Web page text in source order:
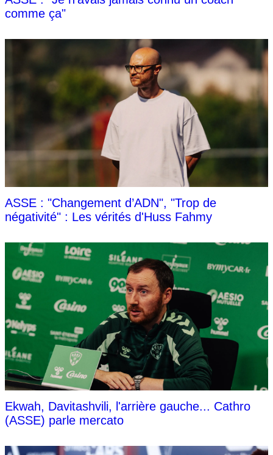
comme ça"
ASSE : "Changement d’ADN", "Trop de
négativité" : Les vérités d'Huss Fahmy
Ekwah, Davitashvili, l'arrière gauche... Cathro
(ASSE) parle mercato